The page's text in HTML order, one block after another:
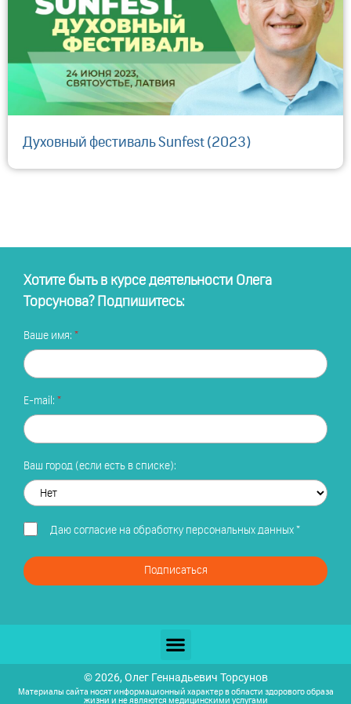
Духовный фестиваль Sunfest (2023)
Хотите быть в курсе деятельности Олега
Торсунова? Подпишитесь:
Ваше имя:
E-mail:
Ваш город (если есть в списке):
Даю согласие на обработку персональных данных*
Подписаться
© 2026, Олег Геннадьевич Торсунов
Материалы сайта носят информационный характер в области здорового образа
жизни и не являются медицинскими услугами